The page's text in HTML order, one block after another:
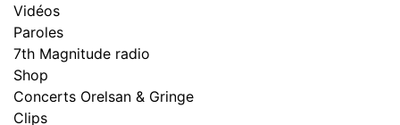
Vidéos
Paroles
7th Magnitude radio
Shop
Concerts Orelsan & Gringe
Clips